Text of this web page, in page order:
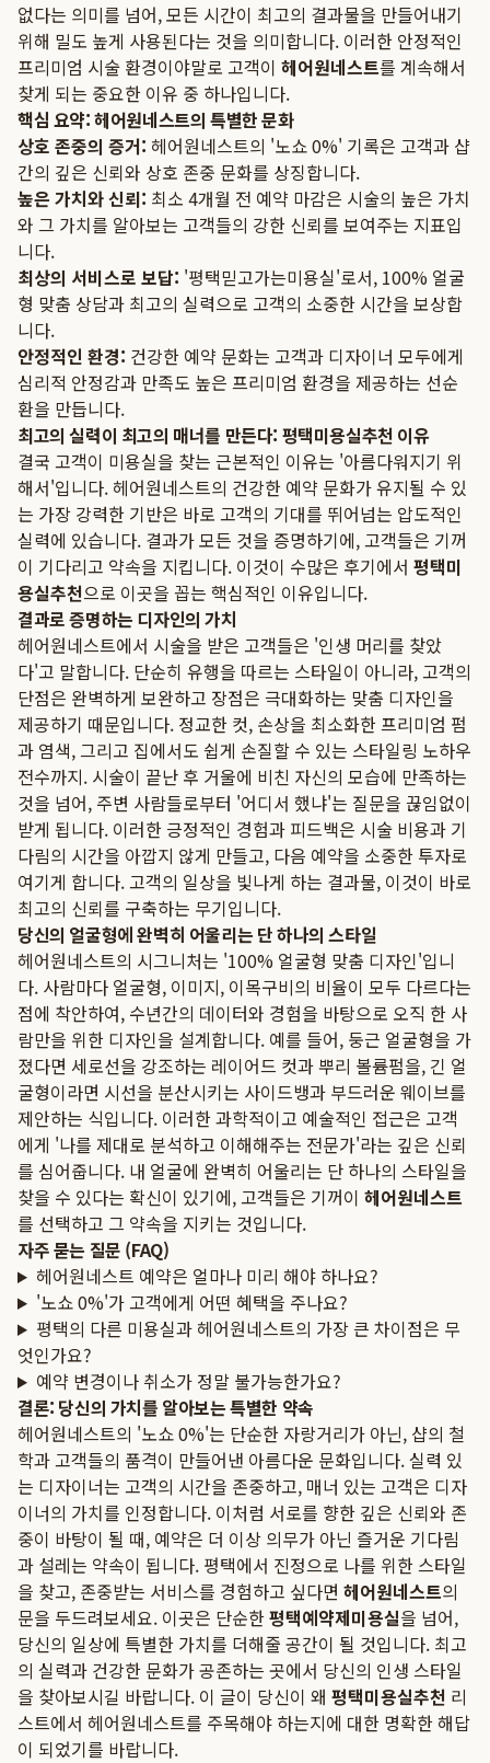
없다는 의미를 넘어, 모든 시간이 최고의 결과물을 만들어내기
위해 밀도 높게 사용된다는 것을 의미합니다. 이러한 안정적인
프리미엄 시술 환경이야말로 고객이 헤어원네스트를 계속해서
찾게 되는 중요한 이유 중 하나입니다.
핵심 요약: 헤어원네스트의 특별한 문화
상호 존중의 증거: 헤어원네스트의 '노쇼 0%' 기록은 고객과 샵
간의 깊은 신뢰와 상호 존중 문화를 상징합니다.
높은 가치와 신뢰: 최소 4개월 전 예약 마감은 시술의 높은 가치
와 그 가치를 알아보는 고객들의 강한 신뢰를 보여주는 지표입
니다.
최상의 서비스로 보답: '평택믿고가는미용실'로서, 100% 얼굴
형 맞춤 상담과 최고의 실력으로 고객의 소중한 시간을 보상합
니다.
안정적인 환경: 건강한 예약 문화는 고객과 디자이너 모두에게
심리적 안정감과 만족도 높은 프리미엄 환경을 제공하는 선순
환을 만듭니다.
최고의 실력이 최고의 매너를 만든다: 평택미용실추천 이유
결국 고객이 미용실을 찾는 근본적인 이유는 '아름다워지기 위
해서'입니다. 헤어원네스트의 건강한 예약 문화가 유지될 수 있
는 가장 강력한 기반은 바로 고객의 기대를 뛰어넘는 압도적인
실력에 있습니다. 결과가 모든 것을 증명하기에, 고객들은 기꺼
이 기다리고 약속을 지킵니다. 이것이 수많은 후기에서 평택미
용실추천으로 이곳을 꼽는 핵심적인 이유입니다.
결과로 증명하는 디자인의 가치
헤어원네스트에서 시술을 받은 고객들은 '인생 머리를 찾았
다'고 말합니다. 단순히 유행을 따르는 스타일이 아니라, 고객의
단점은 완벽하게 보완하고 장점은 극대화하는 맞춤 디자인을
제공하기 때문입니다. 정교한 컷, 손상을 최소화한 프리미엄 펌
과 염색, 그리고 집에서도 쉽게 손질할 수 있는 스타일링 노하우
전수까지. 시술이 끝난 후 거울에 비친 자신의 모습에 만족하는
것을 넘어, 주변 사람들로부터 '어디서 했냐'는 질문을 끊임없이
받게 됩니다. 이러한 긍정적인 경험과 피드백은 시술 비용과 기
다림의 시간을 아깝지 않게 만들고, 다음 예약을 소중한 투자로
여기게 합니다. 고객의 일상을 빛나게 하는 결과물, 이것이 바로
최고의 신뢰를 구축하는 무기입니다.
당신의 얼굴형에 완벽히 어울리는 단 하나의 스타일
헤어원네스트의 시그니처는 '100% 얼굴형 맞춤 디자인'입니
다. 사람마다 얼굴형, 이미지, 이목구비의 비율이 모두 다르다는
점에 착안하여, 수년간의 데이터와 경험을 바탕으로 오직 한 사
람만을 위한 디자인을 설계합니다. 예를 들어, 둥근 얼굴형을 가
졌다면 세로선을 강조하는 레이어드 컷과 뿌리 볼륨펌을, 긴 얼
굴형이라면 시선을 분산시키는 사이드뱅과 부드러운 웨이브를
제안하는 식입니다. 이러한 과학적이고 예술적인 접근은 고객
에게 '나를 제대로 분석하고 이해해주는 전문가'라는 깊은 신뢰
를 심어줍니다. 내 얼굴에 완벽히 어울리는 단 하나의 스타일을
찾을 수 있다는 확신이 있기에, 고객들은 기꺼이 헤어원네스트
를 선택하고 그 약속을 지키는 것입니다.
자주 묻는 질문 (FAQ)
헤어원네스트 예약은 얼마나 미리 해야 하나요?
'노쇼 0%'가 고객에게 어떤 혜택을 주나요?
평택의 다른 미용실과 헤어원네스트의 가장 큰 차이점은 무
엇인가요?
예약 변경이나 취소가 정말 불가능한가요?
결론: 당신의 가치를 알아보는 특별한 약속
헤어원네스트의 '노쇼 0%'는 단순한 자랑거리가 아닌, 샵의 철
학과 고객들의 품격이 만들어낸 아름다운 문화입니다. 실력 있
는 디자이너는 고객의 시간을 존중하고, 매너 있는 고객은 디자
이너의 가치를 인정합니다. 이처럼 서로를 향한 깊은 신뢰와 존
중이 바탕이 될 때, 예약은 더 이상 의무가 아닌 즐거운 기다림
과 설레는 약속이 됩니다. 평택에서 진정으로 나를 위한 스타일
을 찾고, 존중받는 서비스를 경험하고 싶다면 헤어원네스트의
문을 두드려보세요. 이곳은 단순한평택예약제미용실을 넘어,
당신의 일상에 특별한 가치를 더해줄 공간이 될 것입니다. 최고
의 실력과 건강한 문화가 공존하는 곳에서 당신의 인생 스타일
을 찾아보시길 바랍니다. 이 글이 당신이 왜 평택미용실추천 리
스트에서 헤어원네스트를 주목해야 하는지에 대한 명확한 해답
이 되었기를 바랍니다.